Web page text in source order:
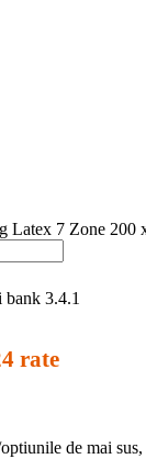
Latex 7 Zone 200
rate
de mai